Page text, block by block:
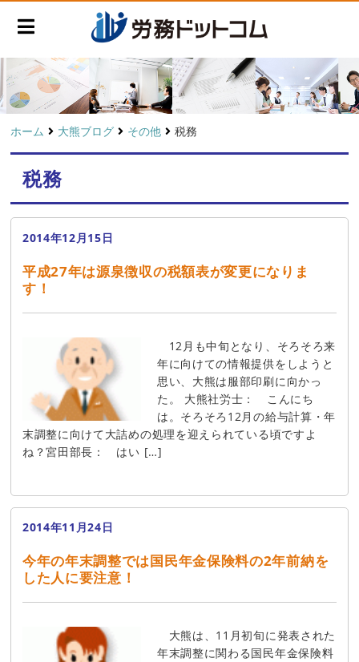
ホーム 大熊ブログ その他 税務
税務
2014年12月15日
平成27年は源泉徴収の税額表が変更になりま
す！
12月も中旬となり、そろそろ来
年に向けての情報提供をしようと
思い、大熊は服部印刷に向かっ
た。 大熊社労士： こんにち
は。そろそろ12月の給与計算・年
末調整に向けて大詰めの処理を迎えられている頃ですよ
ね？宮田部長： はい […]
2014年11月24日
今年の年末調整では国民年金保険料の2年前納を
した人に要注意！
大熊は、11月初旬に発表された
年末調整に関わる国民年金保険料